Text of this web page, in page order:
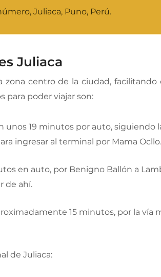
Juliaca, Puno, Perú.
Juliaca
zona centro de la ciudad,
para poder viajar son:
unos 19 minutos por auto, siguiendo
ingresar al terminal por Mama Ocllo.
en auto, por Benigno Ballón a
de ahí.
15 minutos, por la vía
de Juliaca: